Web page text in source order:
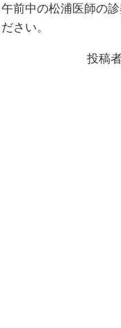
午前中の松浦医師の
ださい。
投稿